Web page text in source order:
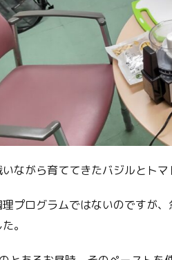
いながら育ててきたバジルとト
プログラムではないのですが
。